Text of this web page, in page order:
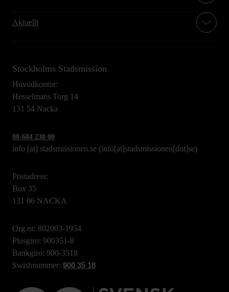
Aktuellt
Stockholms Stadsmission
Huvudkontor:
Hesselmans Torg 14
131 54 Nacka
08-684 230 00
info [at] stadsmissionen.se (info[at]stadsmissionen[dot]se)
Postadress:
Box 35
131 06 NACKA
Org.nr: 802003-1954
Plusgiro: 900351-8
Bankgiro: 900-3518
Swishnummer: 900 35 18